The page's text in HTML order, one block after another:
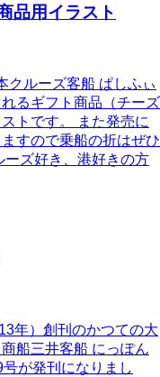
品用イラスト
クルーズ客船 ぱしふぃ
るギフト商品（チーズ
トです。 また発売に
すので乗船の折はぜひ
ーズ好き、港好きの方
年）創刊のかつての大
船三井客船 にっぽん
が発刊になりまし